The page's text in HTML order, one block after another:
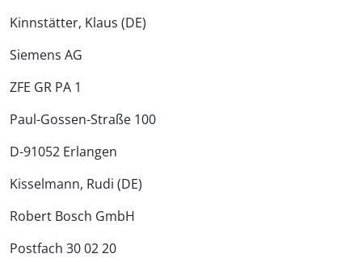
Kinnstätter, Klaus (DE)
Siemens AG
ZFE GR PA 1
Paul-Gossen-Straße 100
D-91052 Erlangen
Kisselmann, Rudi (DE)
Robert Bosch GmbH
Postfach 30 02 20